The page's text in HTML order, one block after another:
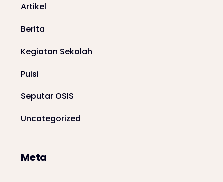
Artikel
Berita
Kegiatan Sekolah
Puisi
Seputar OSIS
Uncategorized
Meta